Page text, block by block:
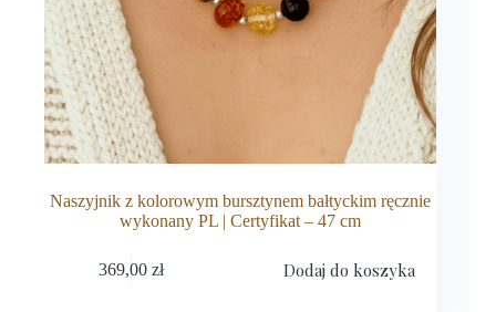
Naszyjnik z kolorowym bursztynem bałtyckim ręcznie
wykonany PL | Certyfikat – 47 cm
369,00zł Dodaj do koszyka